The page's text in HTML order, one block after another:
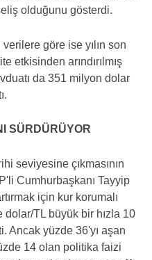
olduğunu gösterdi.
göre ise yılın son
etkisinden arındırılmış
da 351 milyon dolar
SÜRDÜRÜYOR
seviyesine çıkmasının
Cumhurbaşkanı Tayyip
için kur korumalı
dolar/TL büyük bir hızla 10
Ancak yüzde 36'yı aşan
14 olan politika faizi